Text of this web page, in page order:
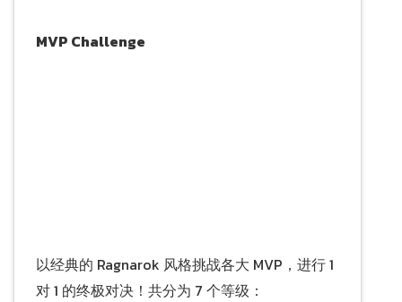
MVP Challenge
以经典的 Ragnarok 风格挑战各大 MVP，进行 1
对 1 的终极对决！共分为 7 个等级：